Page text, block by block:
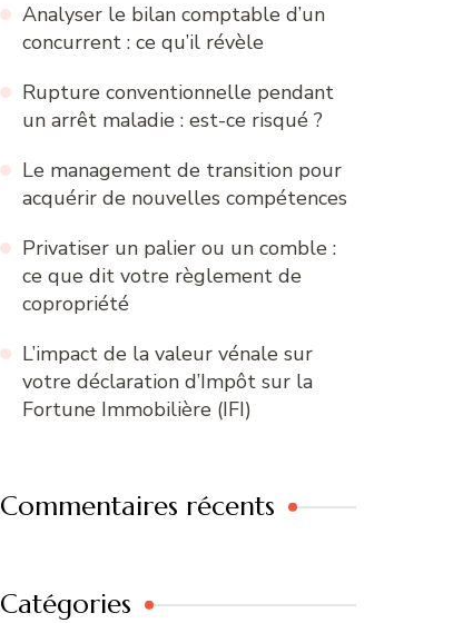
Analyser le bilan comptable d’un
concurrent : ce qu’il révèle
Rupture conventionnelle pendant
un arrêt maladie : est-ce risqué ?
Le management de transition pour
acquérir de nouvelles compétences
Privatiser un palier ou un comble :
ce que dit votre règlement de
copropriété
L’impact de la valeur vénale sur
votre déclaration d’Impôt sur la
Fortune Immobilière (IFI)
Commentaires récents
Catégories